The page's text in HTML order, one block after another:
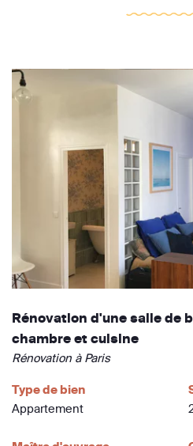
Rénovation d'une salle de
chambre et cuisine
Rénovation à Paris
Type de bien
Appartement